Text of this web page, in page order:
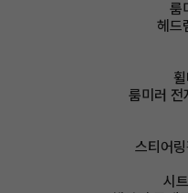
룸
헤드
룸미러
스티어
시